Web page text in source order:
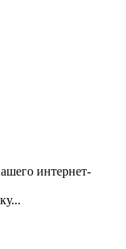
интернет-